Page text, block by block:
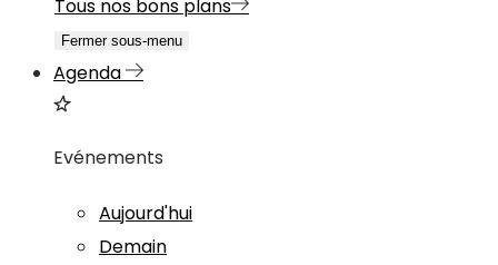
Tous nos bons plans
Fermer sous-menu
Agenda
Evénements
Aujourd'hui
Demain